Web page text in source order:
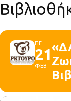
ΠΕ
21
ΦΕΒ